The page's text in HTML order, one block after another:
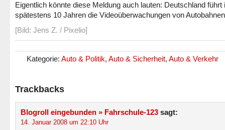
Eigentlich könnte diese Meldung auch lauten: Deutschland führt
spätestens 10 Jahren die Videoüberwachungen von
[Bild: Jens Z. / Pixelio]
Kategorie: Auto & Politik, Auto & Sicherheit, Auto & Verkehr
Trackbacks
Blogroll eingebunden » Fahrschule-123 sagt:
14. Januar 2008 um 22:10 Uhr